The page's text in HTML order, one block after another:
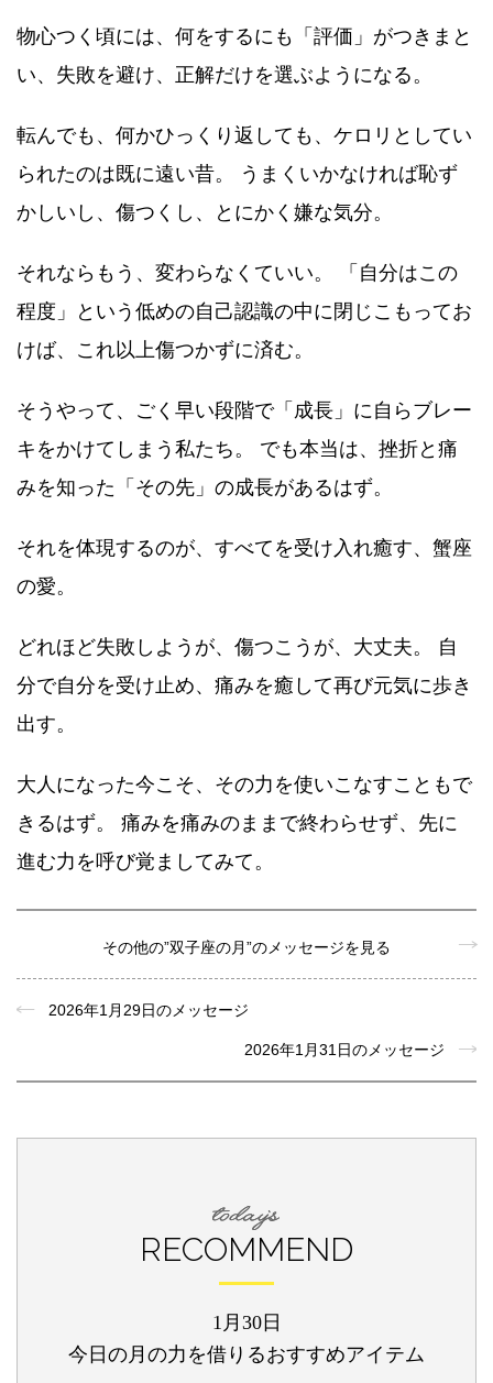
物心つく頃には、何をするにも「評価」がつきまと
い、失敗を避け、正解だけを選ぶようになる。
転んでも、何かひっくり返しても、ケロリとしてい
られたのは既に遠い昔。 うまくいかなければ恥ず
かしいし、傷つくし、とにかく嫌な気分。
それならもう、変わらなくていい。 「自分はこの
程度」という低めの自己認識の中に閉じこもってお
けば、これ以上傷つかずに済む。
そうやって、ごく早い段階で「成長」に自らブレー
キをかけてしまう私たち。 でも本当は、挫折と痛
みを知った「その先」の成長があるはず。
それを体現するのが、すべてを受け入れ癒す、蟹座
の愛。
どれほど失敗しようが、傷つこうが、大丈夫。 自
分で自分を受け止め、痛みを癒して再び元気に歩き
出す。
大人になった今こそ、その力を使いこなすこともで
きるはず。 痛みを痛みのままで終わらせず、先に
進む力を呼び覚ましてみて。
その他の”双子座の月”のメッセージを見る
2026年1月29日のメッセージ
2026年1月31日のメッセージ
RECOMMEND
1月30日
今日の月の力を借りるおすすめアイテム